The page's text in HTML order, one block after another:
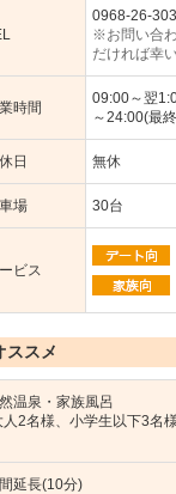
0968-26-
※お問い合
だければ幸
時間
09:00～翌
～24:00(最
日 無休
場 30台
ビス
ススメ
温泉・家族風呂
人2名様、小学生以下3名
延長(10分)